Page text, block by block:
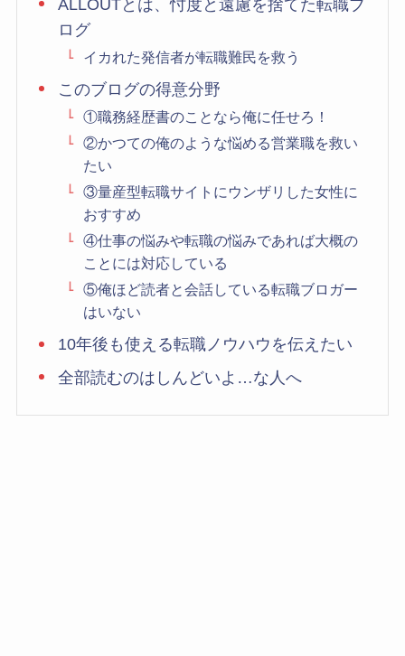
ALLOUTとは、忖度と遠慮を捨てた転職ブ
ログ
イカれた発信者が転職難民を救う
このブログの得意分野
①職務経歴書のことなら俺に任せろ！
②かつての俺のような悩める営業職を救い
たい
③量産型転職サイトにウンザリした女性に
おすすめ
④仕事の悩みや転職の悩みであれば大概の
ことには対応している
⑤俺ほど読者と会話している転職ブロガー
はいない
10年後も使える転職ノウハウを伝えたい
全部読むのはしんどいよ…な人へ